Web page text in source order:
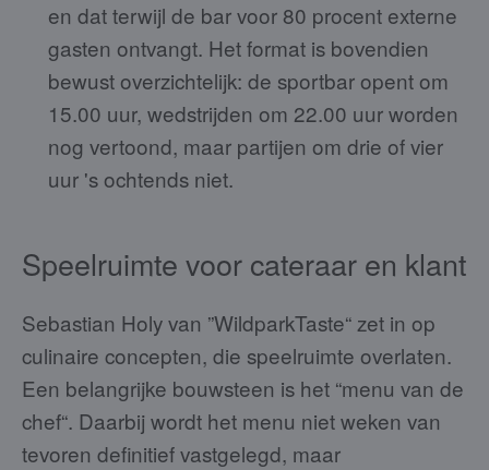
en dat terwijl de bar voor 80 procent externe
gasten ontvangt. Het format is bovendien
bewust overzichtelijk: de sportbar opent om
15.00 uur, wedstrijden om 22.00 uur worden
nog vertoond, maar partijen om drie of vier
uur 's ochtends niet.
Speelruimte voor cateraar en klant
Sebastian Holy van ”WildparkTaste“ zet in op
culinaire concepten, die speelruimte overlaten.
Een belangrijke bouwsteen is het “menu van de
chef“. Daarbij wordt het menu niet weken van
tevoren definitief vastgelegd, maar